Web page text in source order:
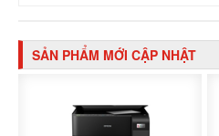
SẢN PHẨM MỚI CẬP NHẬT